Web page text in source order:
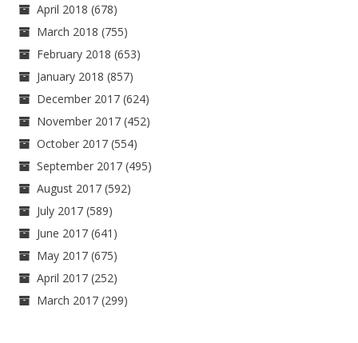
April 2018 (678)
March 2018 (755)
February 2018 (653)
January 2018 (857)
December 2017 (624)
November 2017 (452)
October 2017 (554)
September 2017 (495)
August 2017 (592)
July 2017 (589)
June 2017 (641)
May 2017 (675)
April 2017 (252)
March 2017 (299)